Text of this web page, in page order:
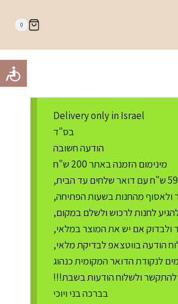
0
Delivery only in Israel
בס"ד
הודעה חשובה
מינימום הזמנה באתר 200 ש"ח
ולאסוף מהחנות בשעות הפתיחה,
לחנות לרכוש ולשלם במקום,
ולבדוק אם יש את המוצר במלאי,
הודעה בווטצאפ לבדיקת מלאי,
לנקודת הדואר המקומית כנהוג
ולשלוח הודעות בשבת!!!
בברכה בני ויוכי